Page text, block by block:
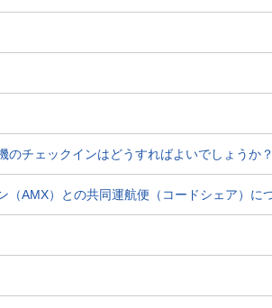
のチェックインはどうすればよいでしょうか？
（AMX）との共同運航便（コードシェア）に